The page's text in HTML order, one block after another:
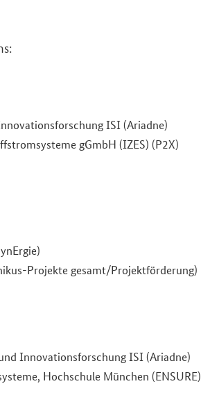
ISI (Ariadne)
gGmbH (IZES) (P2X)
Projekte gesamt/Projektförderung)
Innovationsforschung ISI (Ariadne)
Hochschule München (ENSURE)